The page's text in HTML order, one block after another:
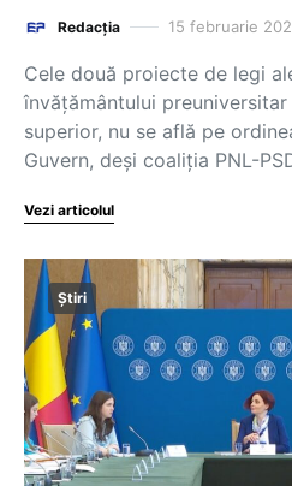
Redacția 15 februarie
Cele două proiecte de legi
învățământului
superior, nu se află pe
Guvern, deși coaliția PNL-
Vezi articolul
Știri